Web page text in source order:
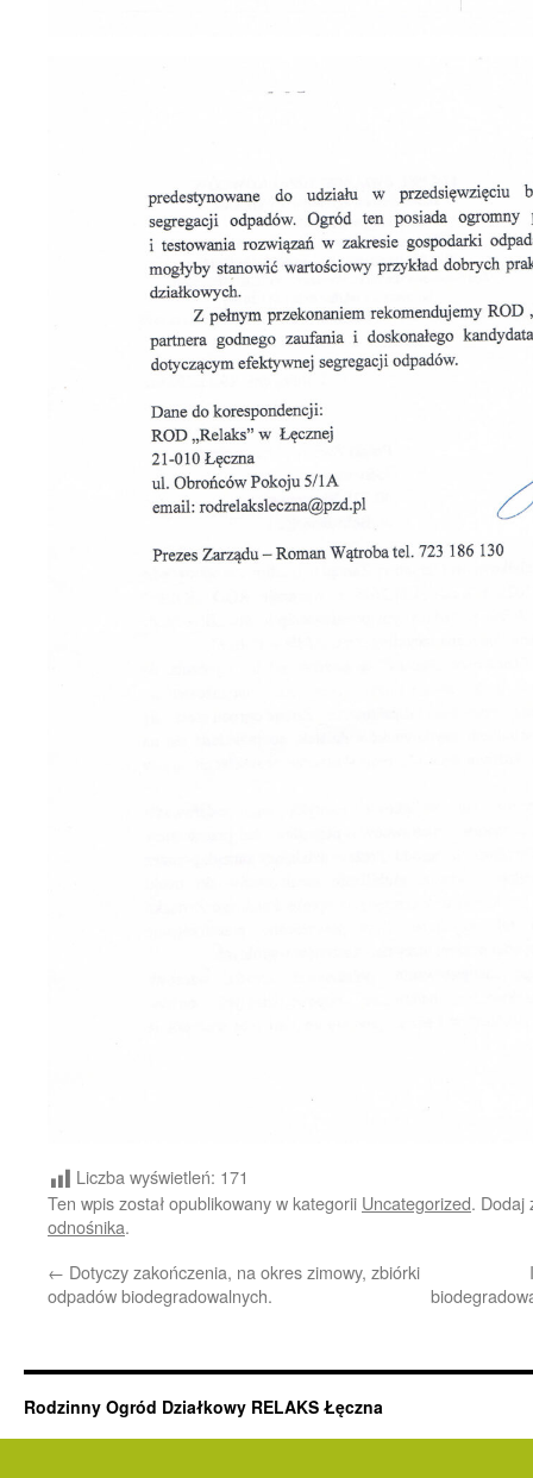
Liczba wyświetleń: 171
Ten wpis został opublikowany w kategorii Uncategorized. Dodaj
odnośnika.
← Dotyczy zakończenia, na okres zimowy, zbiórki
odpadów biodegradowalnych.
Rodzinny Ogród Działkowy RELAKS Łęczna